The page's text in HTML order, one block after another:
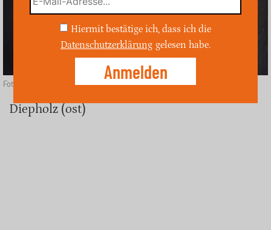
Foto: Depositphotos
Diepholz (ost)
Hiermit bestätige ich, dass ich die
Datenschutzerklärung gelesen habe.